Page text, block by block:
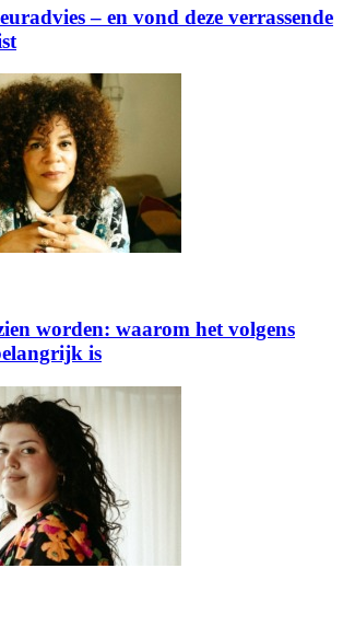
– en vond deze verrassende
worden: waarom het volgens
is